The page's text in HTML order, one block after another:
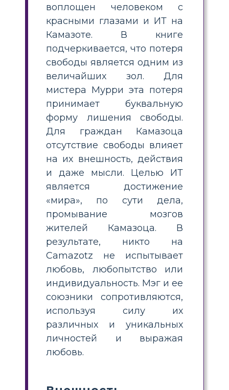
воплощен человеком с
красными глазами и ИТ на
Камазоте. В книге
подчеркивается, что потеря
свободы является одним из
величайших зол. Для
мистера Мурри эта потеря
принимает буквальную
форму лишения свободы.
Для граждан Камазоца
отсутствие свободы влияет
на их внешность, действия
и даже мысли. Целью ИТ
является достижение
«мира», по сути дела,
промывание мозгов
жителей Камазоца. В
результате, никто на
Camazotz не испытывает
любовь, любопытство или
индивидуальность. Мэг и ее
союзники сопротивляются,
используя силу их
различных и уникальных
личностей и выражая
любовь.